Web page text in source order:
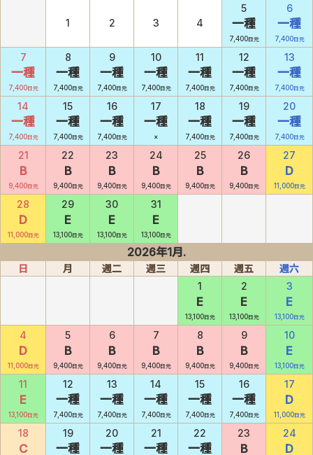
1 2 3 4
5
一種
7,400日元
6
一種
7,400日元
7
一種
7,400日元
8
一種
7,400日元
9
一種
7,400日元
10
一種
7,400日元
11
一種
7,400日元
12
一種
7,400日元
13
一種
7,400日元
14
一種
7,400日元
15
一種
7,400日元
16
一種
7,400日元
17
一種
×
18
一種
7,400日元
19
一種
7,400日元
20
一種
7,400日元
21
B
9,400日元
22
B
9,400日元
23
B
9,400日元
24
B
9,400日元
25
B
9,400日元
26
B
9,400日元
27
D
11,000日元
28
D
11,000日元
29
E
13,100日元
30
E
13,100日元
31
E
13,100日元
2026年1月.
日 月 週二 週三 週四 週五
週六
1
E
13,100日元
2
E
13,100日元
3
E
13,100日元
4
D
11,000日元
5
B
9,400日元
6
B
9,400日元
7
B
9,400日元
8
B
9,400日元
9
B
9,400日元
10
E
13,100日元
11
E
13,100日元
12
一種
7,400日元
13
一種
7,400日元
14
一種
7,400日元
15
一種
7,400日元
16
一種
7,400日元
17
D
11,000日元
18
C
19
一種
20
一種
21
一種
22
一種
23
B
24
D